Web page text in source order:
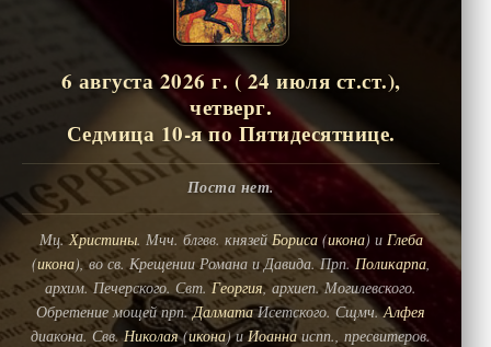
6 августа 2026 г. ( 24 июля ст.ст.),
четверг.
Седмица 10-я по Пятидесятнице.
Поста нет.
Мц.Христины. Мчч. блгвв. князейБориса(икона) и Глеба
(икона), во св. Крещении Романа и Давида. Прп. Поликарпа,
архим. Печерского. Свт.Георгия, архиеп. Могилевского.
Обретение мощей прп.ДалматаИсетского. Сщмч.Алфея
диакона. Свв.Николая(икона) иИоаннаиспп., пресвитеров.